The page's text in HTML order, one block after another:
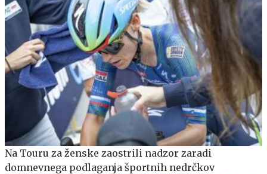
Na Touru za ženske zaostrili nadzor zaradi
domnevnega podlaganja športnih nedrčkov